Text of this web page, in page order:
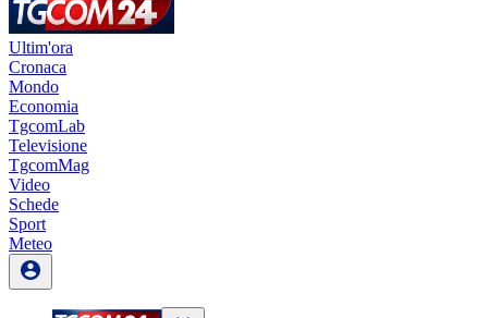
Ultim'ora
Cronaca
Mondo
Economia
TgcomLab
Televisione
TgcomMag
Video
Schede
Sport
Meteo